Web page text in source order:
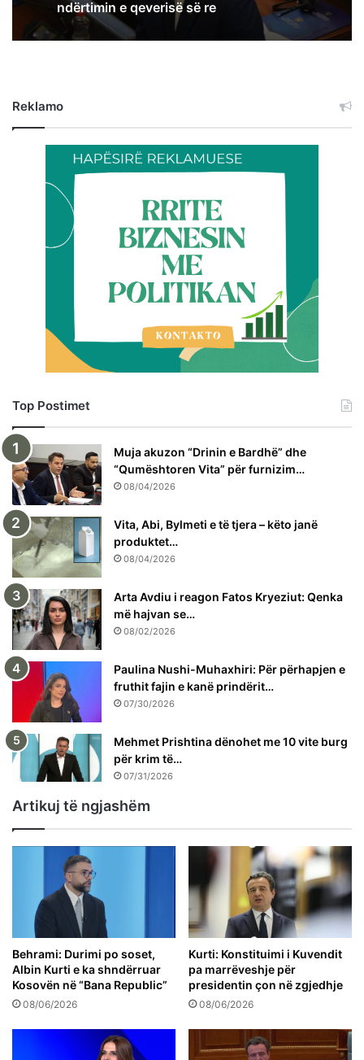
ndërtimin e qeverisë së re
Reklamo
Top Postimet
Muja akuzon “Drinin e Bardhë” dhe
“Qumështoren Vita” për furnizim…
08/04/2026
Vita, Abi, Bylmeti e të tjera – këto janë
produktet…
08/04/2026
Arta Avdiu i reagon Fatos Kryeziut: Qenka
më hajvan se…
08/02/2026
Paulina Nushi-Muhaxhiri: Për përhapjen e
fruthit fajin e kanë prindërit…
07/30/2026
Mehmet Prishtina dënohet me 10 vite burg
për krim të…
07/31/2026
Artikuj të ngjashëm
Behrami: Durimi po soset,
Albin Kurti e ka shndërruar
Kosovën në “Bana Republic”
08/06/2026
Kurti: Konstituimi i Kuvendit
pa marrëveshje për
presidentin çon në zgjedhje
08/06/2026